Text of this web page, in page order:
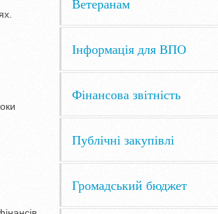
Ветеранам
Інформація для ВПО
Фінансова звітність
Публічні закупівлі
Громадський бюджет